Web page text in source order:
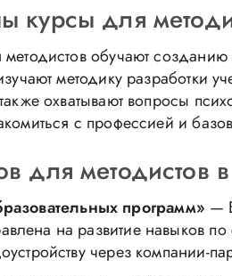
курсы для
обучают созданию
методику разработки
охватывают вопросы
с профессией и
для методистов
программ» —
на развитие навыков
через компании-